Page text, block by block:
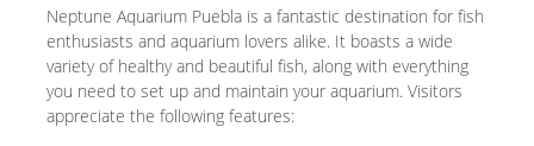
Neptune Aquarium Puebla is a fantastic destination for fish
enthusiasts and aquarium lovers alike. It boasts a wide
variety of healthy and beautiful fish, along with everything
you need to set up and maintain your aquarium. Visitors
appreciate the following features: